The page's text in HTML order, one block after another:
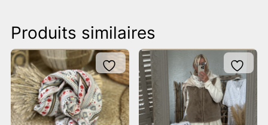
Produits similaires